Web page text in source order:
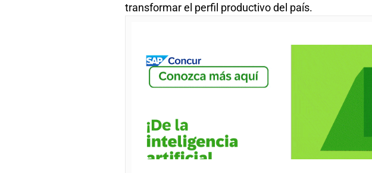
transformar el perfil productivo del país.